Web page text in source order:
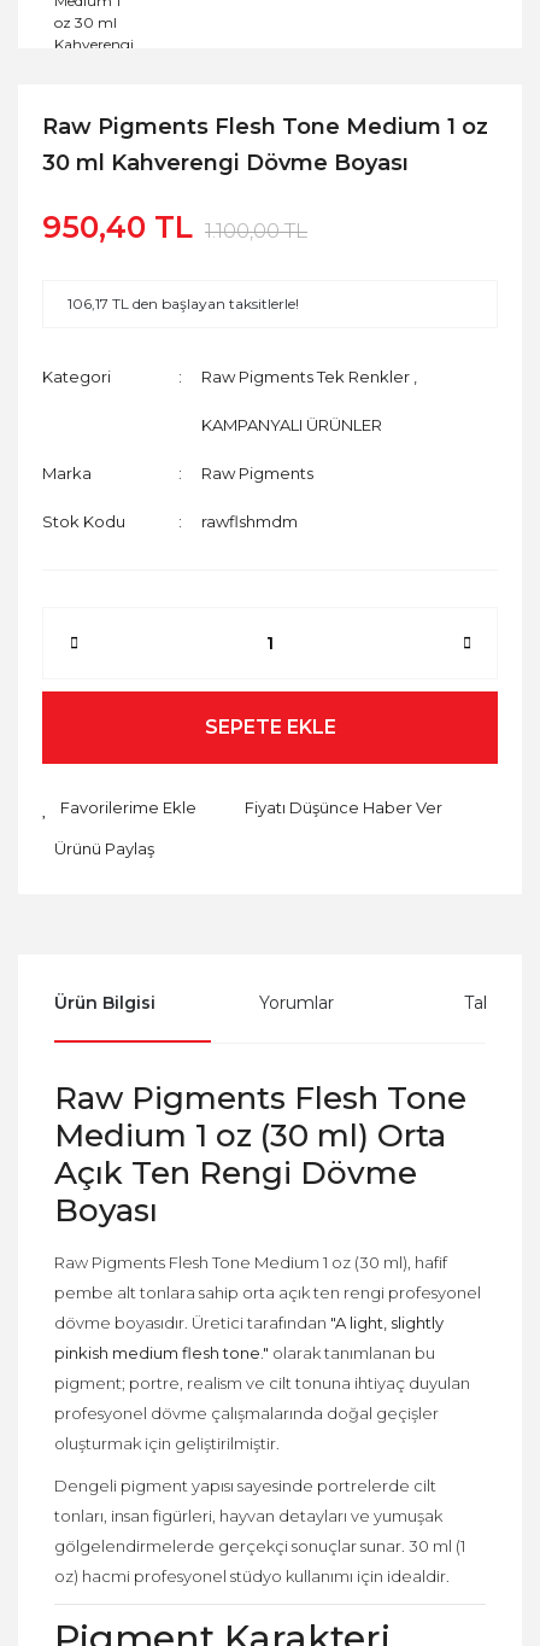
Raw Pigments Flesh Tone Medium 1 oz
30 ml Kahverengi Dövme Boyası
950,40 TL 1.100,00 TL
106,17 TL den başlayan taksitlerle!
Kategori Raw Pigments Tek Renkler
KAMPANYALI ÜRÜNLER
Marka Raw Pigments
Stok Kodu rawflshmdm
SEPETE EKLE
Fiyatı Düşünce Haber Ver
Ürünü Paylaş
Ürün Bilgisi Yorumlar Taksit
Raw Pigments Flesh Tone
Medium 1 oz (30 ml) Orta
Açık Ten Rengi Dövme
Boyası
Raw Pigments Flesh Tone Medium 1 oz (30 ml), hafif
pembe alt tonlara sahip orta açık ten rengi profesyonel
dövme boyasıdır. Üretici tarafından "A light, slightly
pinkish medium flesh tone." olarak tanımlanan bu
pigment; portre, realism ve cilt tonuna ihtiyaç duyulan
profesyonel dövme çalışmalarında doğal geçişler
oluşturmak için geliştirilmiştir.
Dengeli pigment yapısı sayesinde portrelerde cilt
tonları, insan figürleri, hayvan detayları ve yumuşak
gölgelendirmelerde gerçekçi sonuçlar sunar. 30 ml (1
oz) hacmi profesyonel stüdyo kullanımı için idealdir.